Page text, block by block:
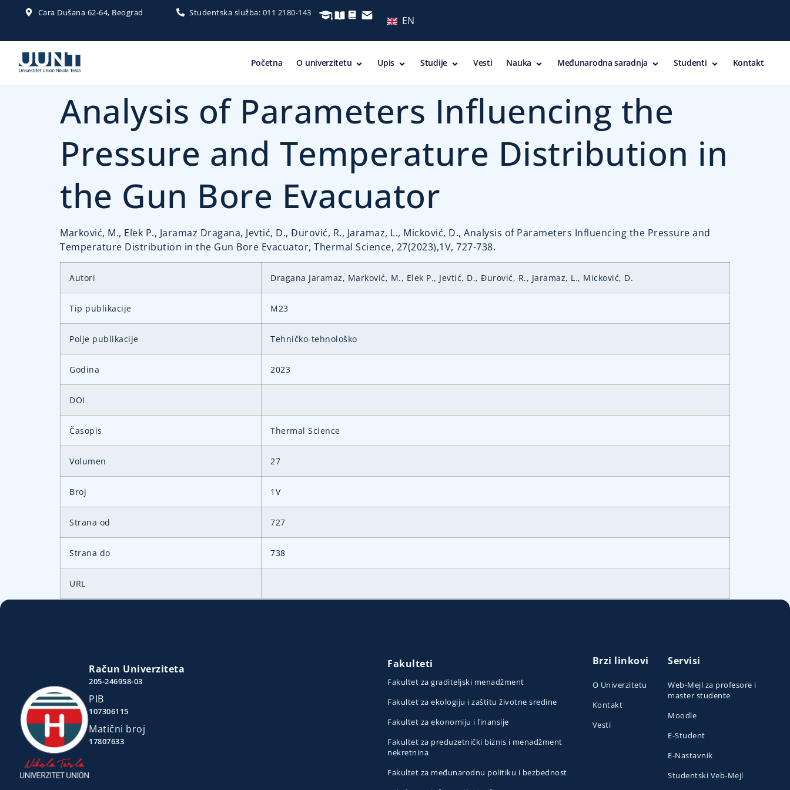
Cara Dušana 62-64, Beograd Studentska služba: 011 2180-143
EN
Početna O univerzitetu Upis Studije Vesti Nauka Međunarodna saradnja Studenti Kontakt
Analysis of Parameters Influencing the
Pressure and Temperature Distribution in
the Gun Bore Evacuator
Marković, M., Elek P., Jaramaz Dragana, Jevtić, D., Ðurović, R., Jaramaz, L., Micković, D., Analysis of Parameters Influencing the Pressure and
Temperature Distribution in the Gun Bore Evacuator, Thermal Science, 27(2023),1V, 727-738.
Autori Dragana Jaramaz, Marković, M., Elek P., Jevtić, D., Ðurović, R., Jaramaz, L., Micković, D.
Tip publikacije M23
Polje publikacije Tehničko-tehnološko
Godina 2023
DOI
Časopis Thermal Science
Volumen 27
Broj 1V
Strana od 727
Strana do 738
URL
Račun Univerziteta
205-246958-03
PIB
107306115
Matični broj
17807633
Fakulteti
Fakultet za graditeljski menadžment
Fakultet za ekologiju i zaštitu životne sredine
Fakultet za ekonomiju i finansije
Fakultet za preduzetnički biznis i menadžment
nekretnina
Fakultet za međunarodnu politiku i bezbednost
Brzi linkovi
O Univerzitetu
Kontakt
Vesti
Servisi
Web-Mejl za profesore i
master studente
Moodle
E-Student
E-Nastavnik
Studentski Veb-Mejl